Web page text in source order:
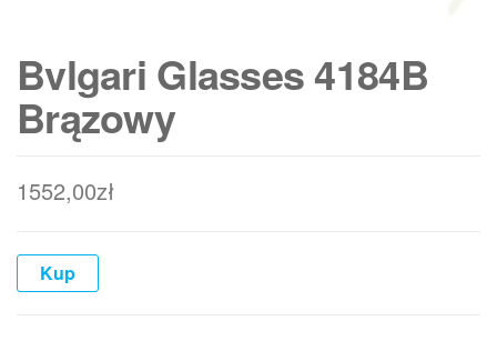
Bvlgari Glasses 4184B
Brązowy
1552,00zł
Kup